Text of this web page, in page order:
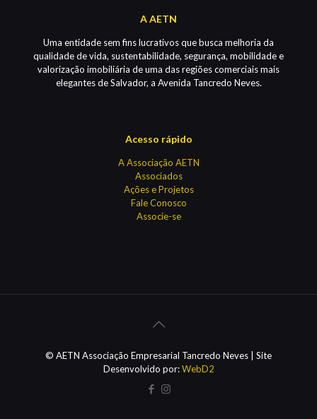
A AETN
Uma entidade sem fins lucrativos que busca melhoria da
qualidade de vida, sustentabilidade, segurança, mobilidade e
valorização imobiliária de uma das regiões comerciais mais
elegantes de Salvador, a Avenida Tancredo Neves.
Acesso rápido
A Associação AETN
Associados
Ações e Projetos
Fale Conosco
Associe-se
© AETN Associação Empresarial Tancredo Neves | Site
Desenvolvido por:WebD2